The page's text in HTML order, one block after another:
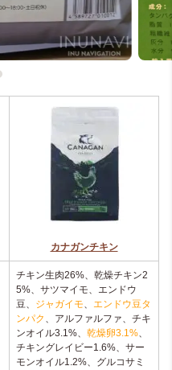
カナガンチキン
チキン生肉26%、乾燥チキン2
5%、サツマイモ、エンドウ
豆、 ジャガイモ、 エンドウ豆タ
ンパク 、アルファルファ、チキ
ンオイル3.1%、 乾燥卵3.1%、
チキングレイビー1.6%、サー
モンオイル1.2%、グルコサミ